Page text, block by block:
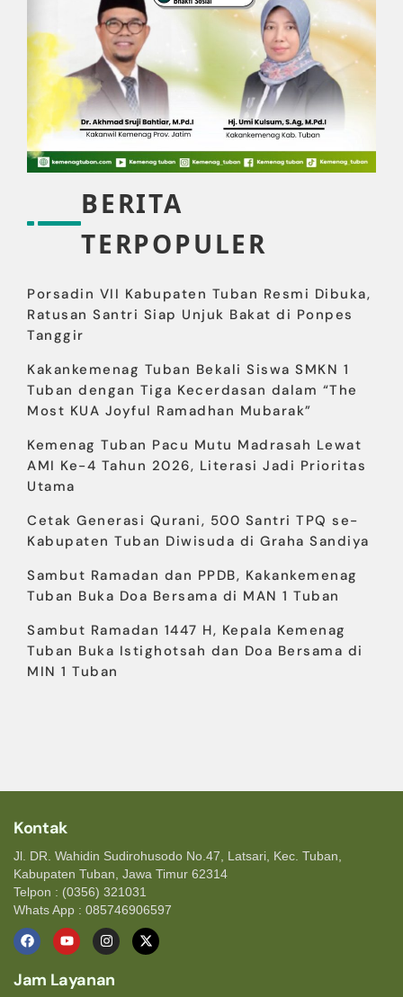
BERITA
TERPOPULER
Porsadin VII Kabupaten Tuban Resmi Dibuka,
Ratusan Santri Siap Unjuk Bakat di Ponpes
Tanggir
Kakankemenag Tuban Bekali Siswa SMKN 1
Tuban dengan Tiga Kecerdasan dalam “The
Most KUA Joyful Ramadhan Mubarak”
Kemenag Tuban Pacu Mutu Madrasah Lewat
AMI Ke-4 Tahun 2026, Literasi Jadi Prioritas
Utama
Cetak Generasi Qurani, 500 Santri TPQ se-
Kabupaten Tuban Diwisuda di Graha Sandiya
Sambut Ramadan dan PPDB, Kakankemenag
Tuban Buka Doa Bersama di MAN 1 Tuban
Sambut Ramadan 1447 H, Kepala Kemenag
Tuban Buka Istighotsah dan Doa Bersama di
MIN 1 Tuban
Kontak
Jl. DR. Wahidin Sudirohusodo No.47, Latsari, Kec. Tuban,
Kabupaten Tuban, Jawa Timur 62314
Telpon : (0356) 321031
Whats App : 085746906597
Jam Layanan